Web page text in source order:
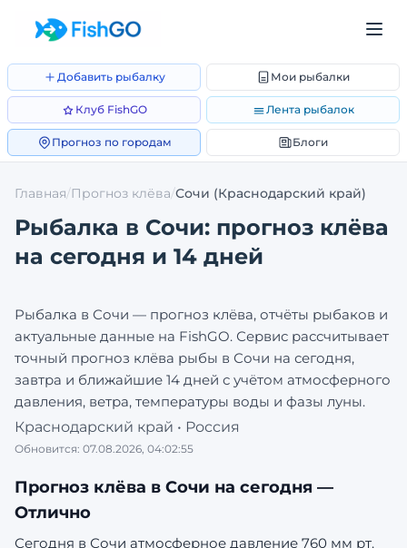
Добавить рыбалку Мои рыбалки
Клуб FishGO Лента рыбалок
Прогноз по городам Блоги
Главная/Прогноз клёва/Сочи (Краснодарский край)
Рыбалка в Сочи: прогноз клёва
на сегодня и 14 дней
Рыбалка в Сочи — прогноз клёва, отчёты рыбаков и
актуальные данные на FishGO. Сервис рассчитывает
точный прогноз клёва рыбы в Сочи на сегодня,
завтра и ближайшие 14 дней с учётом атмосферного
давления, ветра, температуры воды и фазы луны.
Краснодарский край • Россия
Обновится: 07.08.2026, 04:02:55
Прогноз клёва в Сочи на сегодня —
Отлично
Сегодня в Сочи атмосферное давление 760 мм рт.